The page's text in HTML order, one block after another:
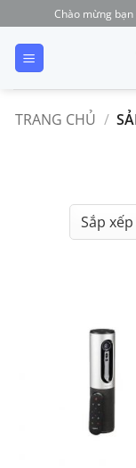
to
content
Chào mừng
TRANG CHỦ /